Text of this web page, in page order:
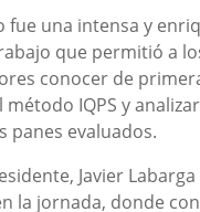
fue una intensa y
que permitió a
conocer de
método IQPS y
panes evaluados.
Javier Labarga
la jornada, donde